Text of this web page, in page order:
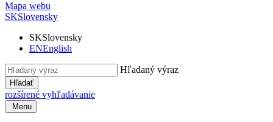
Mapa webu
SKSlovensky
SKSlovensky
ENEnglish
Hľadaný výraz
Hľadať
rozšírené vyhľadávanie
Menu